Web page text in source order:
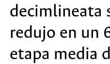
decimlineata
redujo en un
etapa media